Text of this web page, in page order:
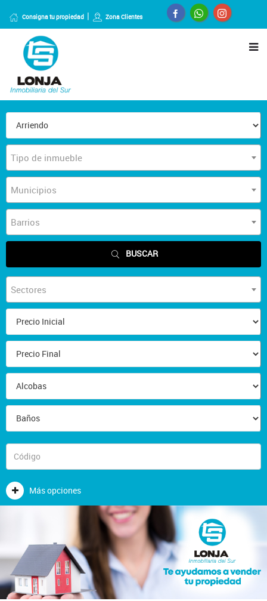
Consigna tu propiedad Zona Clientes
Tipo de inmueble
Municipios
Barrios
BUSCAR
Sectores
Más opciones